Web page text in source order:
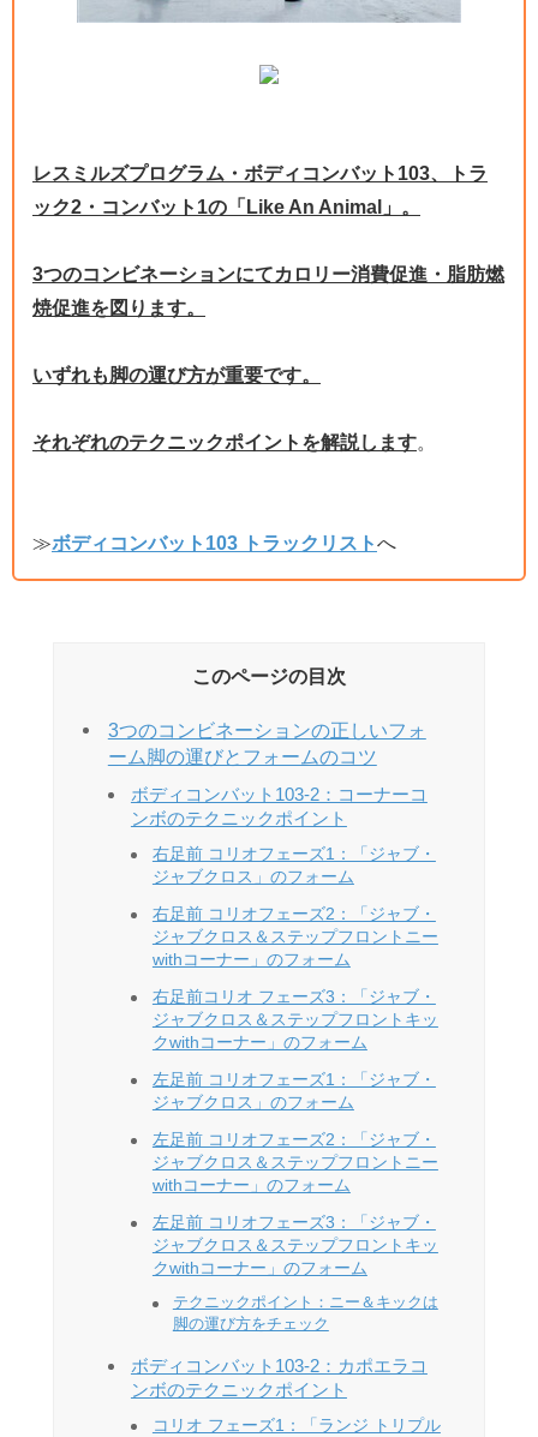
レスミルズプログラム・ボディコンバット103、トラ
ック2・コンバット1の「Like An Animal」。
3つのコンビネーションにてカロリー消費促進・脂肪燃
焼促進を図ります。
いずれも脚の運び方が重要です。
それぞれのテクニックポイントを解説します。
≫ボディコンバット103 トラックリストへ
このページの目次
3つのコンビネーションの正しいフォ
ーム脚の運びとフォームのコツ
ボディコンバット103-2：コーナーコ
ンボのテクニックポイント
右足前 コリオフェーズ1：「ジャブ・
ジャブクロス」のフォーム
右足前 コリオフェーズ2：「ジャブ・
ジャブクロス＆ステップフロントニー
withコーナー」のフォーム
右足前コリオ フェーズ3：「ジャブ・
ジャブクロス＆ステップフロントキッ
クwithコーナー」のフォーム
左足前 コリオフェーズ1：「ジャブ・
ジャブクロス」のフォーム
左足前 コリオフェーズ2：「ジャブ・
ジャブクロス＆ステップフロントニー
withコーナー」のフォーム
左足前 コリオフェーズ3：「ジャブ・
ジャブクロス＆ステップフロントキッ
クwithコーナー」のフォーム
テクニックポイント：ニー＆キックは
脚の運び方をチェック
ボディコンバット103-2：カポエラコ
ンボのテクニックポイント
コリオ フェーズ1：「ランジ トリプル